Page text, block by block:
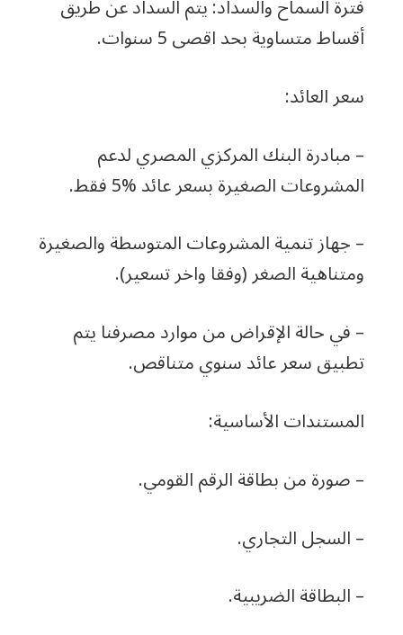
فترة السماح والسداد: يتم السداد عن طريق
أقساط متساوية بحد اقصى 5 سنوات.
سعر العائد:
– مبادرة البنك المركزي المصري لدعم
المشروعات الصغيرة بسعر عائد %5 فقط.
– جهاز تنمية المشروعات المتوسطة والصغيرة
ومتناهية الصغر (وفقا واخر تسعير).
– في حالة الإقراض من موارد مصرفنا يتم
تطبيق سعر عائد سنوي متناقص.
المستندات الأساسية:
– صورة من بطاقة الرقم القومي.
– السجل التجاري.
– البطاقة الضريبية.